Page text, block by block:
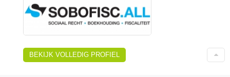
BEKIJK VOLLEDIG PROFIEL